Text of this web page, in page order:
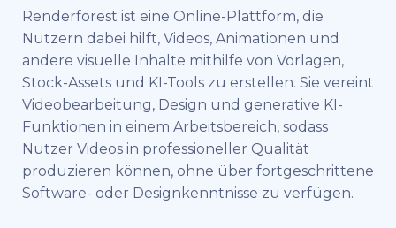
Renderforest ist eine Online-Plattform, die
Nutzern dabei hilft, Videos, Animationen und
andere visuelle Inhalte mithilfe von Vorlagen,
Stock-Assets und KI-Tools zu erstellen. Sie vereint
Videobearbeitung, Design und generative KI-
Funktionen in einem Arbeitsbereich, sodass
Nutzer Videos in professioneller Qualität
produzieren können, ohne über fortgeschrittene
Software- oder Designkenntnisse zu verfügen.